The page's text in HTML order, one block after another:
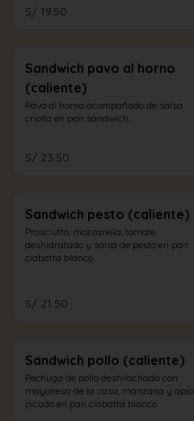
S/ 19.50
Sandwich pavo al horno
(caliente)
Pavo al horno acompañado de salsa
criolla en pan sandwich.
S/ 23.50
Sandwich pesto (caliente)
Prosciutto, mozzarella, tomate
deshidratado y salsa de pesto en pan
ciabatta blanco.
S/ 21.50
Sandwich pollo (caliente)
Pechuga de pollo deshilachada con
mayonesa de la casa, manzana y apio
picado en pan ciabatta blanco.